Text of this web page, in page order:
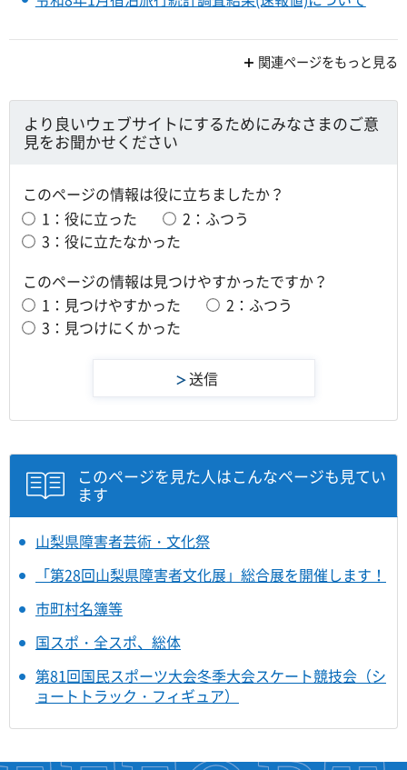
関連ページをもっと見る
より良いウェブサイトにするためにみなさまのご意
見をお聞かせください
このページの情報は役に立ちましたか？
1：役に立った
2：ふつう
3：役に立たなかった
このページの情報は見つけやすかったですか？
1：見つけやすかった
2：ふつう
3：見つけにくかった
このページを見た人はこんなページも見てい
ます
山梨県障害者芸術・文化祭
「第28回山梨県障害者文化展」総合展を開催します！
市町村名簿等
国スポ・全スポ、総体
第81回国民スポーツ大会冬季大会スケート競技会（シ
ョートトラック・フィギュア）